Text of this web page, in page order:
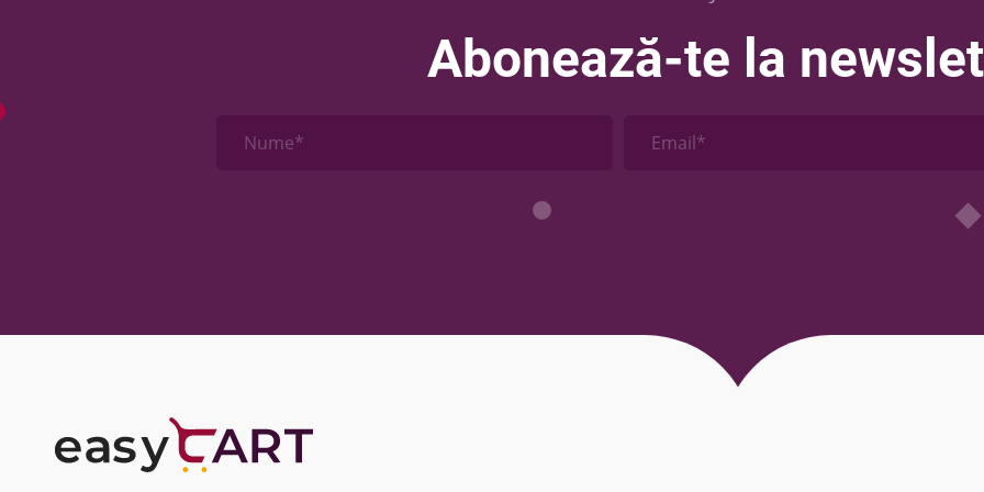
Abonează-te la
Nume* Email*